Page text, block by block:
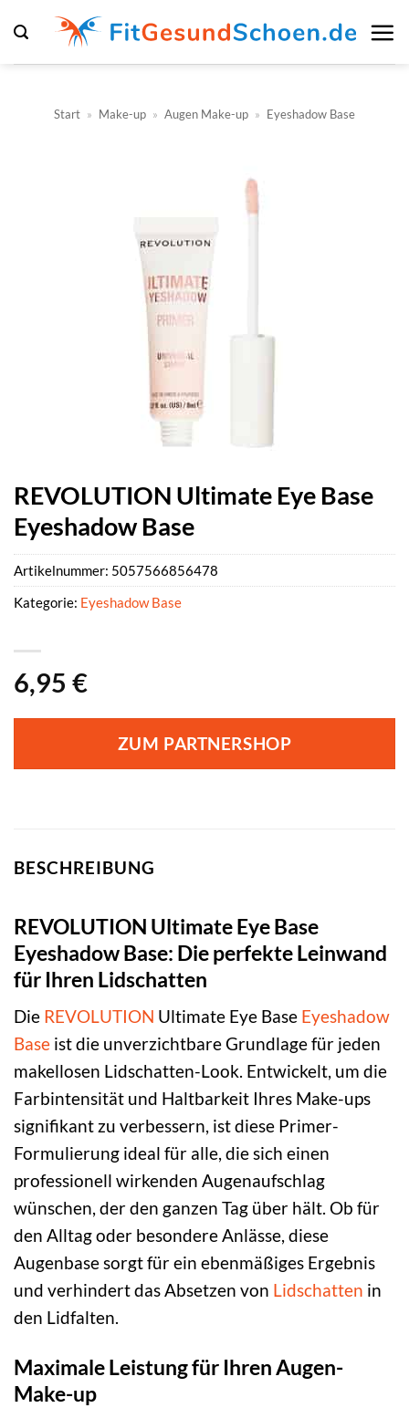
Inhalt
springen
Start » Make-up » Augen Make-up » Eyeshadow Base
REVOLUTION Ultimate Eye Base
Eyeshadow Base
6,95 €
ZUM PARTNERSHOP
Artikelnummer: 5057566856478
Kategorie: Eyeshadow Base
BESCHREIBUNG
REVOLUTION Ultimate Eye Base
Eyeshadow Base: Die perfekte Leinwand
für Ihren Lidschatten
Die REVOLUTION Ultimate Eye Base Eyeshadow
Base ist die unverzichtbare Grundlage für jeden
makellosen Lidschatten-Look. Entwickelt, um die
Farbintensität und Haltbarkeit Ihres Make-ups
signifikant zu verbessern, ist diese Primer-
Formulierung ideal für alle, die sich einen
professionell wirkenden Augenaufschlag
wünschen, der den ganzen Tag über hält. Ob für
den Alltag oder besondere Anlässe, diese
Augenbase sorgt für ein ebenmäßiges Ergebnis
und verhindert das Absetzen von Lidschatten in
den Lidfalten.
Maximale Leistung für Ihren Augen-
Make-up